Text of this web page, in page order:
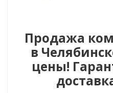
Продажа
в
цены!